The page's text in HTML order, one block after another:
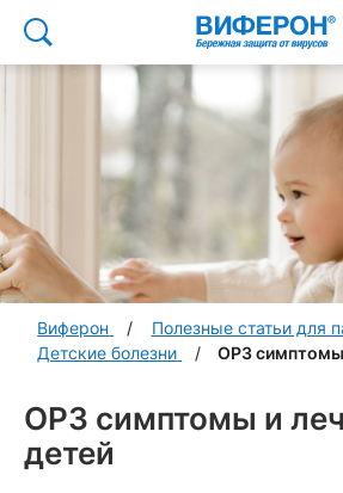
Виферон
Полезные статьи для
Детские болезни
ОРЗ симптомы
ОРЗ симптомы и
детей